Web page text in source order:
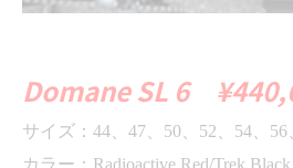
Domane SL 6
サイズ： 44 47 50 52 54 56
カラー： Radioactive Red/Trek Black